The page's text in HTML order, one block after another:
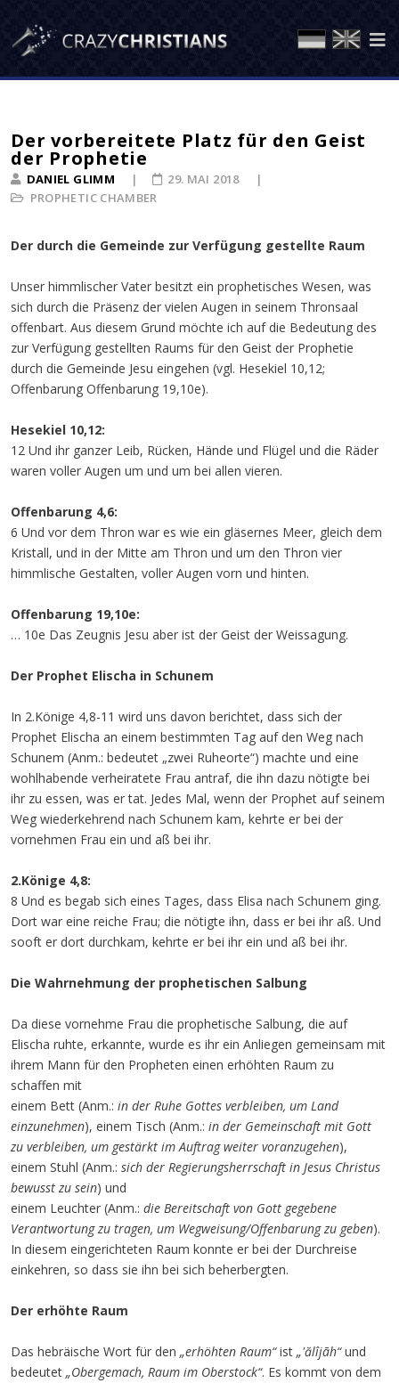
Der vorbereitete Platz für den Geist
der Prophetie
DANIEL GLIMM
PROPHETIC CHAMBER
29. MAI 2018
Der durch die Gemeinde zur Verfügung gestellte Raum
Unser himmlischer Vater besitzt ein prophetisches Wesen, was
sich durch die Präsenz der vielen Augen in seinem Thronsaal
offenbart. Aus diesem Grund möchte ich auf die Bedeutung des
zur Verfügung gestellten Raums für den Geist der Prophetie
durch die Gemeinde Jesu eingehen (vgl. Hesekiel 10,12;
Offenbarung Offenbarung 19,10e).
Hesekiel 10,12:
12 Und ihr ganzer Leib, Rücken, Hände und Flügel und die Räder
waren voller Augen um und um bei allen vieren.
Offenbarung 4,6:
6 Und vor dem Thron war es wie ein gläsernes Meer, gleich dem
Kristall, und in der Mitte am Thron und um den Thron vier
himmlische Gestalten, voller Augen vorn und hinten.
Offenbarung 19,10e:
… 10e Das Zeugnis Jesu aber ist der Geist der Weissagung.
Der Prophet Elischa in Schunem
In 2.Könige 4,8-11 wird uns davon berichtet, dass sich der
Prophet Elischa an einem bestimmten Tag auf den Weg nach
Schunem (Anm.: bedeutet „zwei Ruheorte“) machte und eine
wohlhabende verheiratete Frau antraf, die ihn dazu nötigte bei
ihr zu essen, was er tat. Jedes Mal, wenn der Prophet auf seinem
Weg wiederkehrend nach Schunem kam, kehrte er bei der
vornehmen Frau ein und aß bei ihr.
2.Könige 4,8:
8 Und es begab sich eines Tages, dass Elisa nach Schunem ging.
Dort war eine reiche Frau; die nötigte ihn, dass er bei ihr aß. Und
sooft er dort durchkam, kehrte er bei ihr ein und aß bei ihr.
Die Wahrnehmung der prophetischen Salbung
Da diese vornehme Frau die prophetische Salbung, die auf
Elischa ruhte, erkannte, wurde es ihr ein Anliegen gemeinsam mit
ihrem Mann für den Propheten einen erhöhten Raum zu
schaffen mit
einem Bett (Anm.: in der Ruhe Gottes verbleiben, um Land
einzunehmen), einem Tisch (Anm.: in der Gemeinschaft mit Gott
zu verbleiben, um gestärkt im Auftrag weiter voranzugehen),
einem Stuhl (Anm.: sich der Regierungsherrschaft in Jesus Christus
bewusst zu sein) und
einem Leuchter (Anm.: die Bereitschaft von Gott gegebene
Verantwortung zu tragen, um Wegweisung/Offenbarung zu geben).
In diesem eingerichteten Raum konnte er bei der Durchreise
einkehren, so dass sie ihn bei sich beherbergten.
Der erhöhte Raum
Das hebräische Wort für den „erhöhten Raum“ist „'ălîjāh“und
bedeutet „Obergemach, Raum im Oberstock“. Es kommt von dem